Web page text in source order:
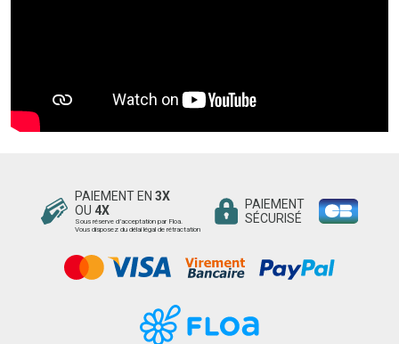
PAIEMENT EN 3X
OU 4X
Sous réserve d’acceptation par Floa.
Vous disposez du délai légal de rétractation
PAIEMENT
SÉCURISÉ